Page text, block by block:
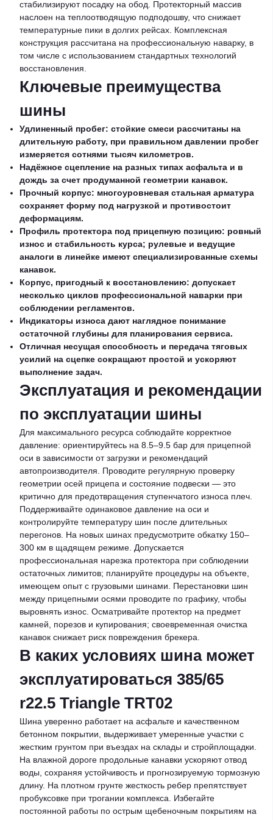
стабилизируют посадку на обод. Протекторный массив
наслоен на теплоотводящую подподошву, что снижает
температурные пики в долгих рейсах. Комплексная
конструкция рассчитана на профессиональную наварку, в
том числе с использованием стандартных технологий
восстановления.
Ключевые преимущества
шины
Удлиненный пробег: стойкие смеси рассчитаны на
длительную работу, при правильном давлении пробег
измеряется сотнями тысяч километров.
Надёжное сцепление на разных типах асфальта и в
дождь за счет продуманной геометрии канавок.
Прочный корпус: многоуровневая стальная арматура
сохраняет форму под нагрузкой и противостоит
деформациям.
Профиль протектора под прицепную позицию: ровный
износ и стабильность курса; рулевые и ведущие
аналоги в линейке имеют специализированные схемы
канавок.
Корпус, пригодный к восстановлению: допускает
несколько циклов профессиональной наварки при
соблюдении регламентов.
Индикаторы износа дают наглядное понимание
остаточной глубины для планирования сервиса.
Отличная несущая способность и передача тяговых
усилий на сцепке сокращают простой и ускоряют
выполнение задач.
Эксплуатация и рекомендации
по эксплуатации шины
Для максимального ресурса соблюдайте корректное
давление: ориентируйтесь на 8.5–9.5 бар для прицепной
оси в зависимости от загрузки и рекомендаций
автопроизводителя. Проводите регулярную проверку
геометрии осей прицепа и состояние подвески — это
критично для предотвращения ступенчатого износа плеч.
Поддерживайте одинаковое давление на оси и
контролируйте температуру шин после длительных
перегонов. На новых шинах предусмотрите обкатку 150–
300 км в щадящем режиме. Допускается
профессиональная нарезка протектора при соблюдении
остаточных лимитов; планируйте процедуры на объекте,
имеющем опыт с грузовыми шинами. Перестановки шин
между прицепными осями проводите по графику, чтобы
выровнять износ. Осматривайте протектор на предмет
камней, порезов и купирования; своевременная очистка
канавок снижает риск повреждения брекера.
В каких условиях шина может
эксплуатироваться 385/65
r22.5 Triangle TRT02
Шина уверенно работает на асфальте и качественном
бетонном покрытии, выдерживает умеренные участки с
жестким грунтом при въездах на склады и стройплощадки.
На влажной дороге продольные канавки ускоряют отвод
воды, сохраняя устойчивость и прогнозируемую тормозную
длину. На плотном грунте жесткость ребер препятствует
пробуксовке при трогании комплекса. Избегайте
постоянной работы по острым щебеночным покрытиям на